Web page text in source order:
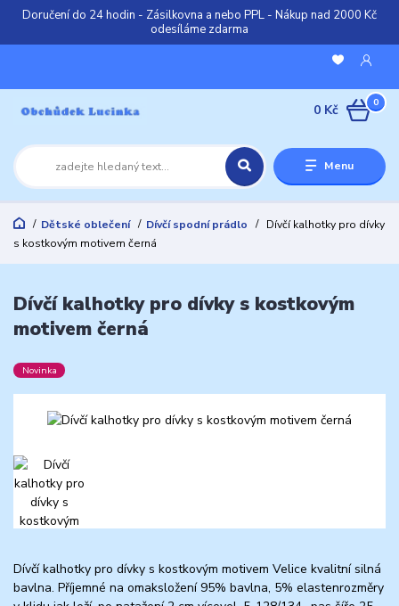
Doručení do 24 hodin - Zásilkovna a nebo PPL - Nákup nad 2000 Kč
odesíláme zdarma
Menu
0
0 Kč
Dětské oblečení Dívčí spodní prádlo
Dívčí kalhotky pro dívky
s kostkovým motivem černá
Dívčí kalhotky pro dívky s kostkovým
motivem černá
Novinka
Dívčí kalhotky pro dívky s kostkovým motivem Velice kvalitní silná
bavlna. Příjemné na omaksložení 95% bavlna, 5% elastenrozměry